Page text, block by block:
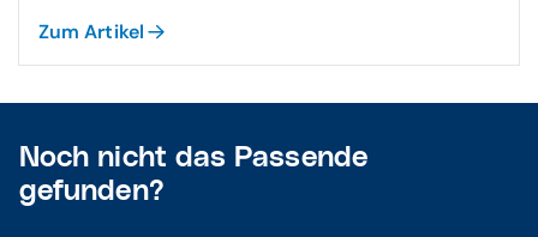
Zum Artikel
Noch nicht das Passende
gefunden?